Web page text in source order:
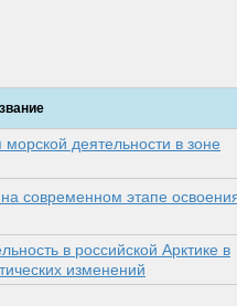
деятельности в зоне
современном этапе
в российской Арктике в
изменений